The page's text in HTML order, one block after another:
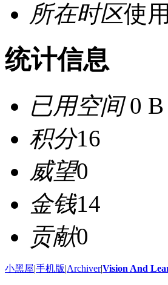
所在时区使
统计信息
已用空间0 B
积分16
威望0
金钱14
贡献0
小黑屋|手机版|Archiver|Vision And